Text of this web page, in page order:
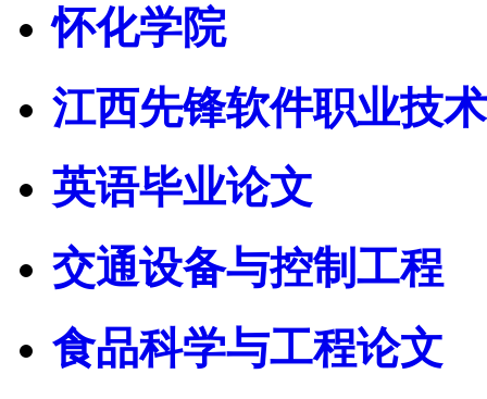
怀化学院
江西先锋软件职业技
英语毕业论文
交通设备与控制工程
食品科学与工程论文